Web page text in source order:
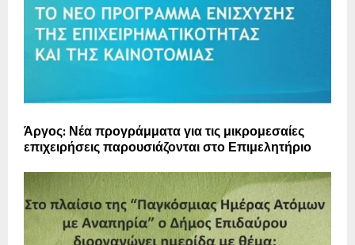
Άργος: Νέα προγράμματα για τις μικρομεσαίες
επιχειρήσεις παρουσιάζονται στο Επιμελητήριο